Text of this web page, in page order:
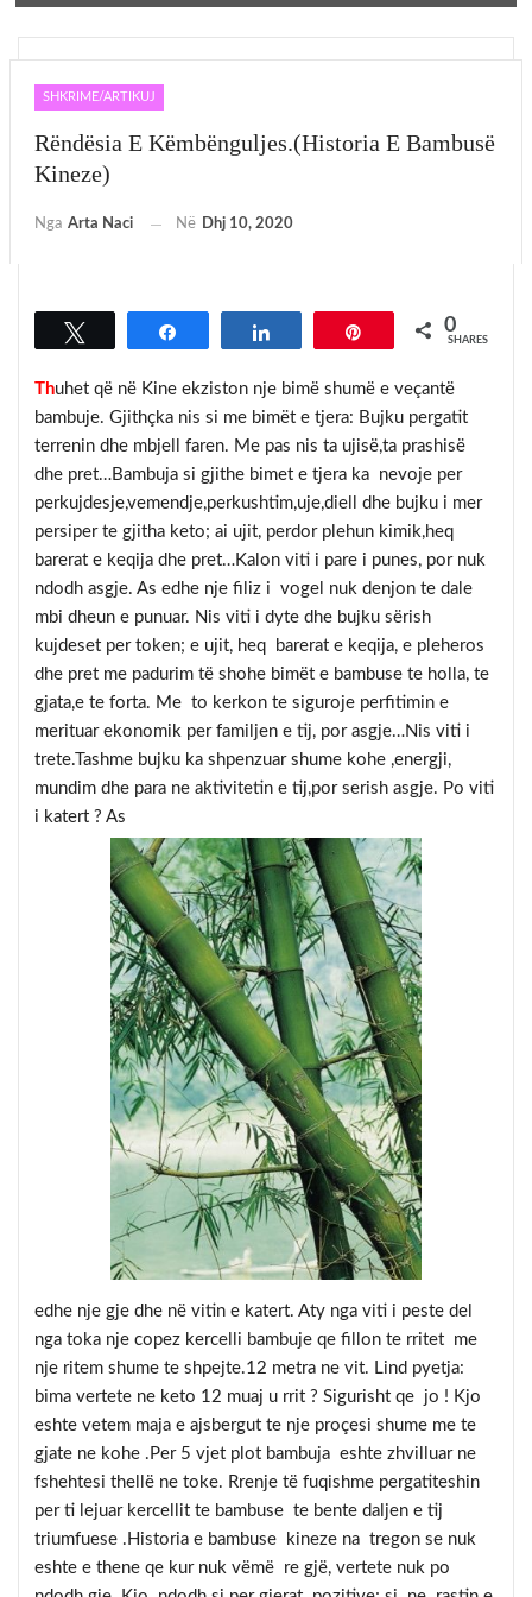
SHKRIME/ARTIKUJ
Rëndësia E Këmbënguljes.(historia E Bambusë
Kineze)
Nga Arta Naci Në Dhj 10, 2020
0
SHARES
Thuhet që në Kine ekziston nje bimë shumë e veçantë
bambuje. Gjithçka nis si me bimët e tjera: Bujku pergatit
terrenin dhe mbjell faren. Me pas nis ta ujisë,ta prashisë
dhe pret…Bambuja si gjithe bimet e tjera ka nevoje per
perkujdesje,vemendje,perkushtim,uje,diell dhe bujku i mer
persiper te gjitha keto; ai ujit, perdor plehun kimik,heq
barerat e keqija dhe pret…Kalon viti i pare i punes, por nuk
ndodh asgje. As edhe nje filiz i vogel nuk denjon te dale
mbi dheun e punuar. Nis viti i dyte dhe bujku sërish
kujdeset per token; e ujit, heq barerat e keqija, e pleheros
dhe pret me padurim të shohe bimët e bambuse te holla, te
gjata,e te forta. Me to kerkon te siguroje perfitimin e
merituar ekonomik per familjen e tij, por asgje…Nis viti i
trete.Tashme bujku ka shpenzuar shume kohe ,energji,
mundim dhe para ne aktivitetin e tij,por serish asgje. Po viti
i katert ? As
edhe nje gje dhe në vitin e katert. Aty nga viti i peste del
nga toka nje copez kercelli bambuje qe fillon te rritet me
nje ritem shume te shpejte.12 metra ne vit. Lind pyetja:
bima vertete ne keto 12 muaj u rrit ? Sigurisht qe jo ! Kjo
eshte vetem maja e ajsbergut te nje proçesi shume me te
gjate ne kohe .Per 5 vjet plot bambuja eshte zhvilluar ne
fshehtesi thellë ne toke. Rrenje të fuqishme pergatiteshin
per ti lejuar kercellit te bambuse te bente daljen e tij
triumfuese .Historia e bambuse kineze na tregon se nuk
eshte e thene qe kur nuk vëmë re gjë, vertete nuk po